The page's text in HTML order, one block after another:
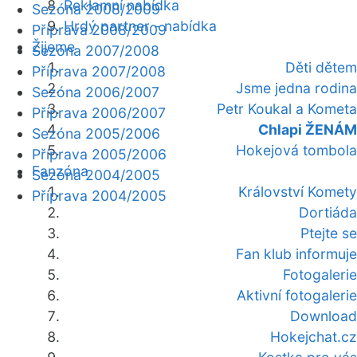
Reklamní nabídka
Hrdý partner - nabídka
Žijeme
Děti dětem
Jsme jedna rodina
Petr Koukal a Kometa
Chlapi ŽENÁM
Hokejová tombola
Fanzóna
Království Komety
Dortiáda
Ptejte se
Fan klub informuje
Fotogalerie
Aktivní fotogalerie
Download
Hokejchat.cz
Sezóna 2008/2009
Příprava 2008/2009
Sezóna 2007/2008
Příprava 2007/2008
Sezóna 2006/2007
Příprava 2006/2007
Sezóna 2005/2006
Příprava 2005/2006
Sezóna 2004/2005
Příprava 2004/2005